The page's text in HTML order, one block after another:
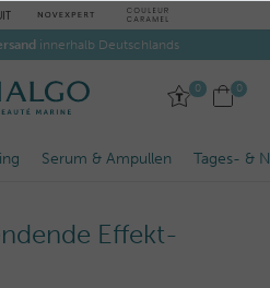
innerhalb Deutschlands
0 0
Serum & Ampullen Tages- &
Effekt-